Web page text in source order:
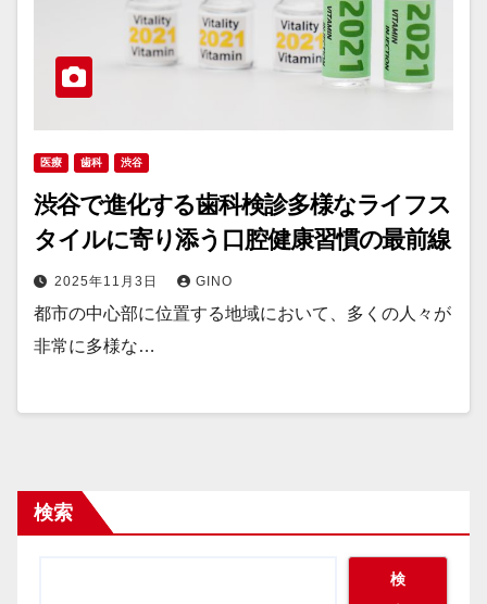
医療 歯科 渋谷
渋谷で進化する歯科検診多様なライフス
タイルに寄り添う口腔健康習慣の最前線
2025年11月3日 GINO
都市の中心部に位置する地域において、多くの人々が
非常に多様な…
検索
検